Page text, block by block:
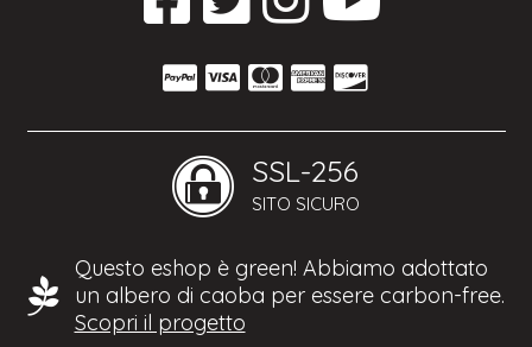
SSL-256
SITO SICURO
Questo eshop è green! Abbiamo adottato
un albero di caoba per essere carbon-free.
Scopri il progetto